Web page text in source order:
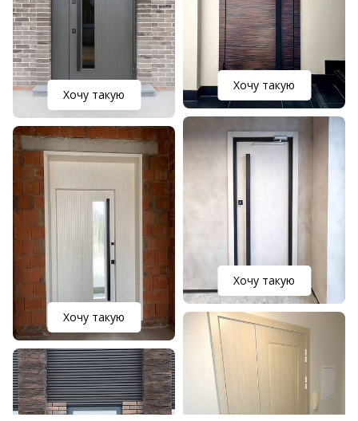
Хочу такую
Хочу такую
Хочу такую
Хочу такую